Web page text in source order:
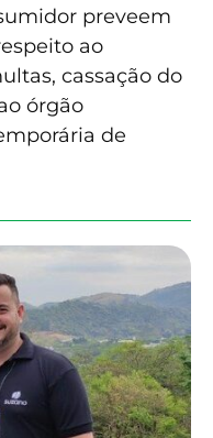
preveem
ao
cassação do
órgão
de